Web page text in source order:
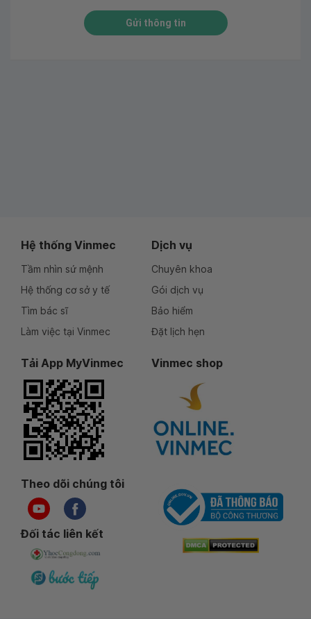
Gửi thông tin
Hệ thống Vinmec
Tầm nhìn sứ mệnh
Hệ thống cơ sở y tế
Tìm bác sĩ
Làm việc tại Vinmec
Dịch vụ
Chuyên khoa
Gói dịch vụ
Bảo hiểm
Đặt lịch hẹn
Tải App MyVinmec Vinmec shop
Theo dõi chúng tôi
Đối tác liên kết